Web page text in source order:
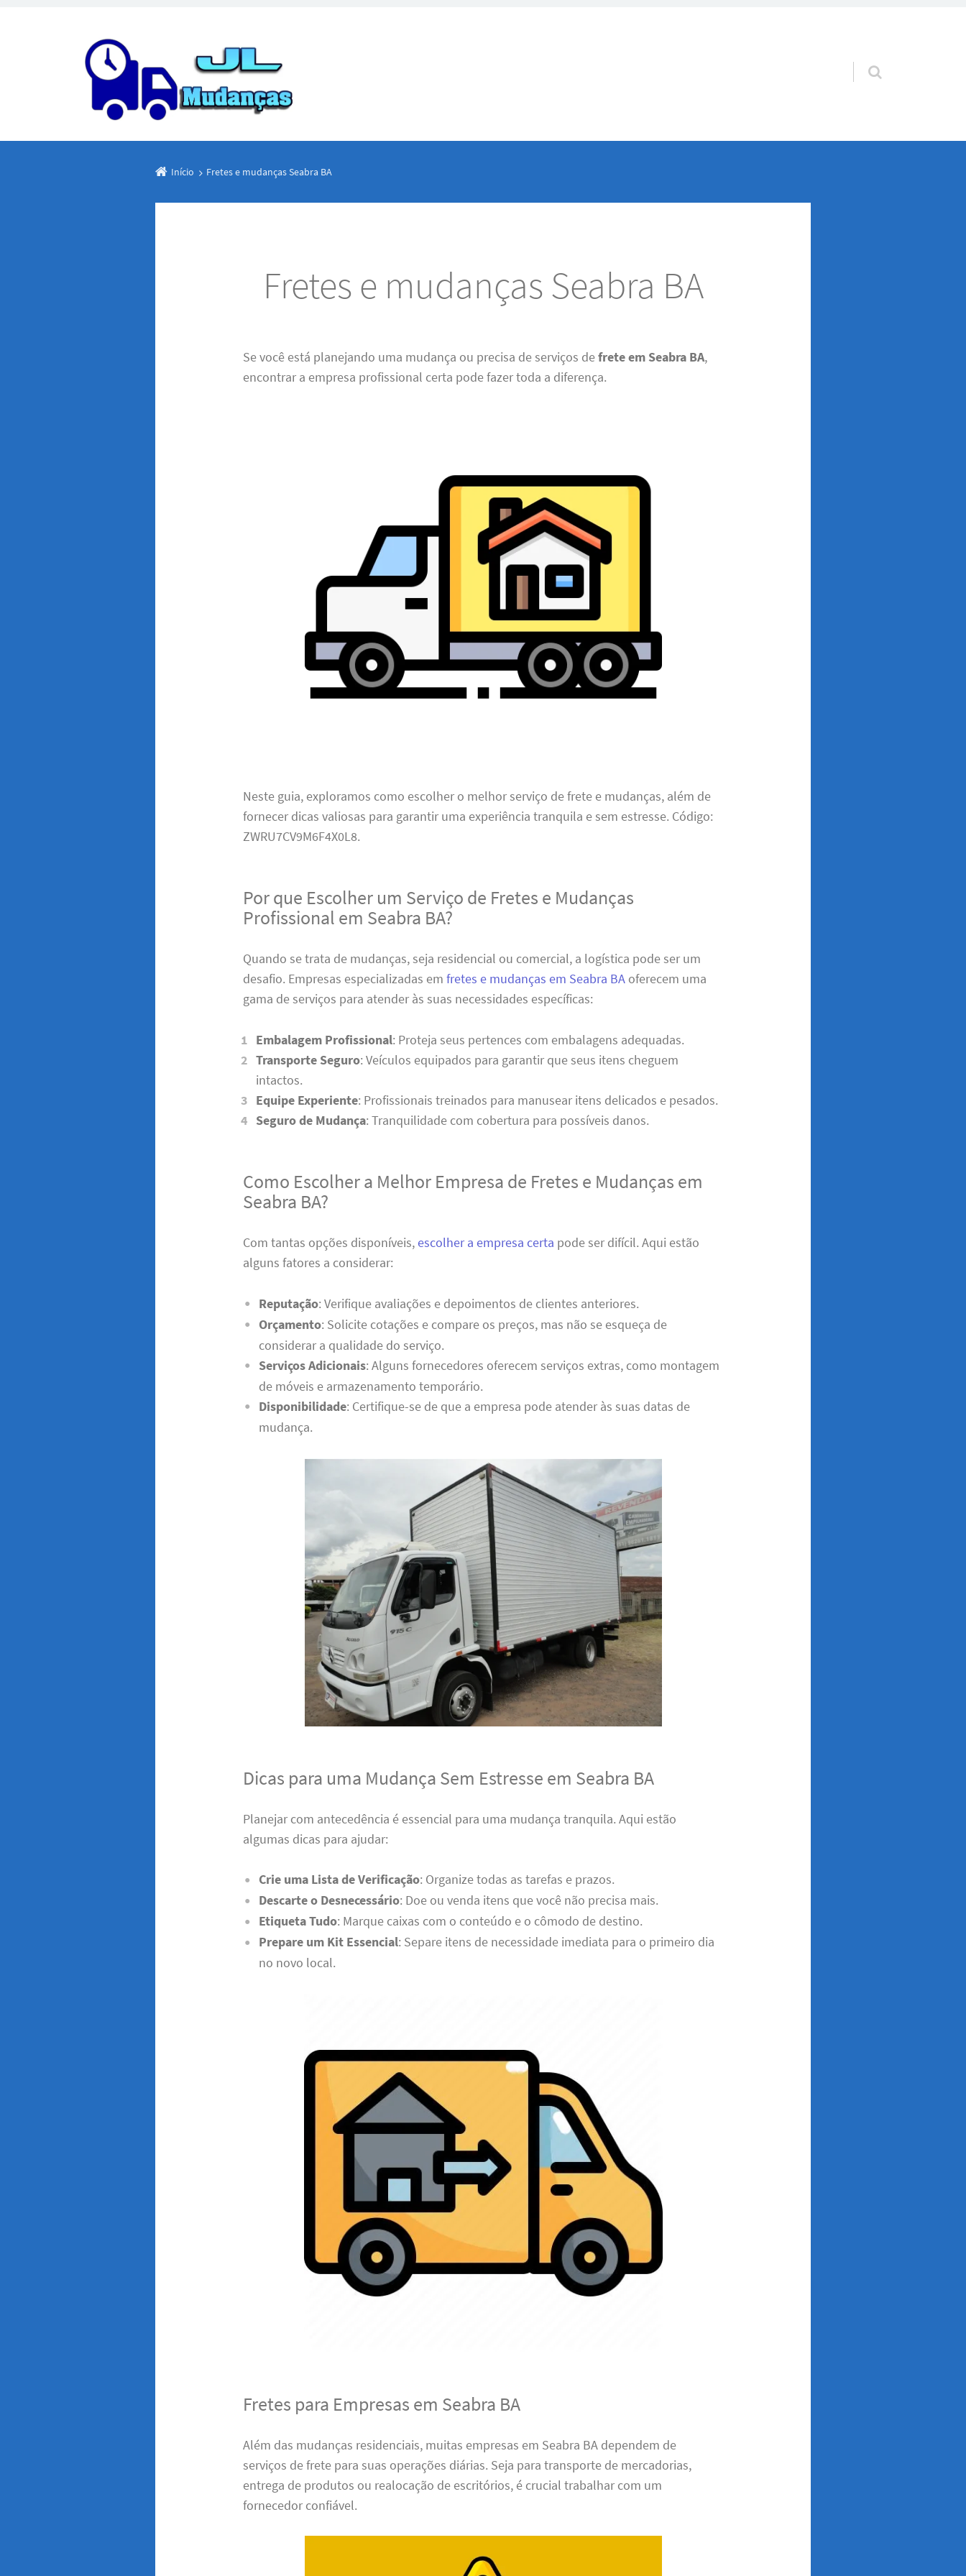
Pular para o conteúdo
Início Fretes e mudanças Seabra BA
Fretes e mudanças Seabra BA
Se você está planejando uma mudança ou precisa de serviços defrete em Seabra BA,
encontrar a empresa profissional certa pode fazer toda a diferença.
Neste guia, exploramos como escolher o melhor serviço de frete e mudanças, além de
fornecer dicas valiosas para garantir uma experiência tranquila e sem estresse. Código:
ZWRU7CV9M6F4X0L8.
Por que Escolher um Serviço de Fretes e Mudanças
Profissional em Seabra BA?
Quando se trata de mudanças, seja residencial ou comercial, a logística pode ser um
desafio. Empresas especializadas emfretes e mudanças em Seabra BA oferecem uma
gama de serviços para atender às suas necessidades específicas:
Embalagem Profissional: Proteja seus pertences com embalagens adequadas.
Transporte Seguro: Veículos equipados para garantir que seus itens cheguem
intactos.
Equipe Experiente: Profissionais treinados para manusear itens delicados e pesados.
Seguro de Mudança: Tranquilidade com cobertura para possíveis danos.
Como Escolher a Melhor Empresa de Fretes e Mudanças em
Seabra BA?
Com tantas opções disponíveis,escolher a empresa certa pode ser difícil. Aqui estão
alguns fatores a considerar:
Reputação: Verifique avaliações e depoimentos de clientes anteriores.
Orçamento: Solicite cotações e compare os preços, mas não se esqueça de
considerar a qualidade do serviço.
Serviços Adicionais: Alguns fornecedores oferecem serviços extras, como montagem
de móveis e armazenamento temporário.
Disponibilidade: Certifique-se de que a empresa pode atender às suas datas de
mudança.
Dicas para uma Mudança Sem Estresse em Seabra BA
Planejar com antecedência é essencial para uma mudança tranquila. Aqui estão
algumas dicas para ajudar:
Crie uma Lista de Verificação: Organize todas as tarefas e prazos.
Descarte o Desnecessário: Doe ou venda itens que você não precisa mais.
Etiqueta Tudo: Marque caixas com o conteúdo e o cômodo de destino.
Prepare um Kit Essencial: Separe itens de necessidade imediata para o primeiro dia
no novo local.
Fretes para Empresas em Seabra BA
Além das mudanças residenciais, muitas empresas em Seabra BA dependem de
serviços de frete para suas operações diárias. Seja para transporte de mercadorias,
entrega de produtos ou realocação de escritórios, é crucial trabalhar com um
fornecedor confiável.